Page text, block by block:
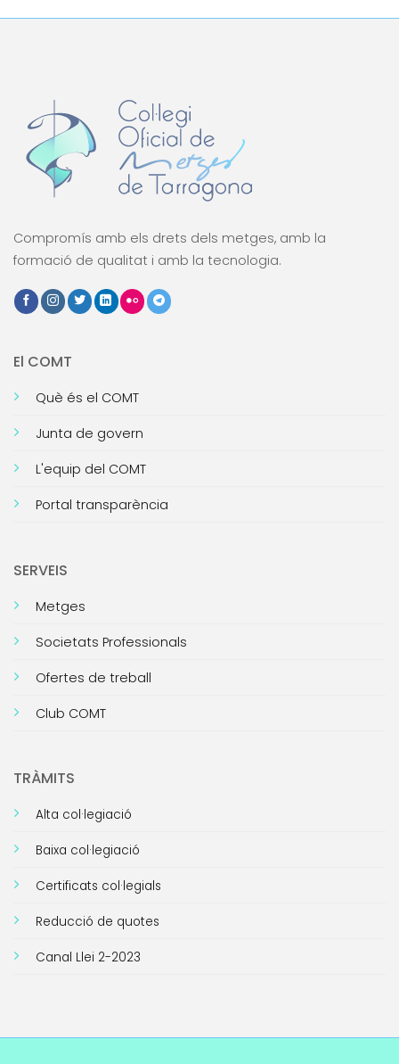
Compromís amb els drets dels metges, amb la
formació de qualitat i amb la tecnologia.
El COMT
Què és el COMT
Junta de govern
L'equip del COMT
Portal transparència
SERVEIS
Metges
Societats Professionals
Ofertes de treball
Club COMT
TRÀMITS
Alta col·legiació
Baixa col·legiació
Certificats col·legials
Reducció de quotes
Canal Llei 2-2023